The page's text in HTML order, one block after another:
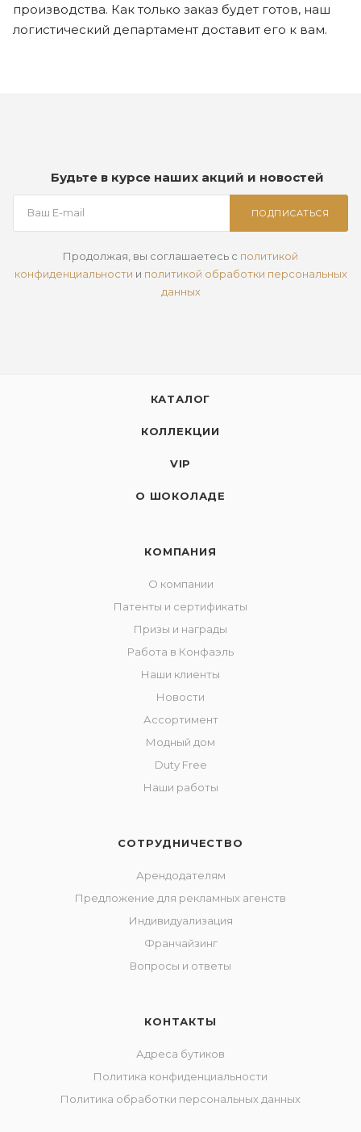
производства. Как только заказ будет готов, наш
логистический департамент доставит его к вам.
Будьте в курсе наших акций и новостей
ПОДПИСАТЬСЯ
Продолжая, вы соглашаетесь с политикой
конфиденциальности и политикой обработки персональных
данных
КАТАЛОГ
КОЛЛЕКЦИИ
VIP
О ШОКОЛАДЕ
КОМПАНИЯ
О компании
Патенты и сертификаты
Призы и награды
Работа в Конфаэль
Наши клиенты
Новости
Ассортимент
Модный дом
Duty Free
Наши работы
СОТРУДНИЧЕСТВО
Арендодателям
Предложение для рекламных агенств
Индивидуализация
Франчайзинг
Вопросы и ответы
КОНТАКТЫ
Адреса бутиков
Политика конфиденциальности
Политика обработки персональных данных